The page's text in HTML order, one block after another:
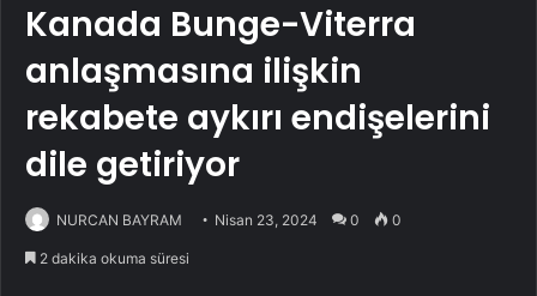
Kanada Bunge-Viterra
anlaşmasına ilişkin
rekabete aykırı endişelerini
dile getiriyor
NURCAN BAYRAM Nisan 23, 2024 0 0
2 dakika okuma süresi